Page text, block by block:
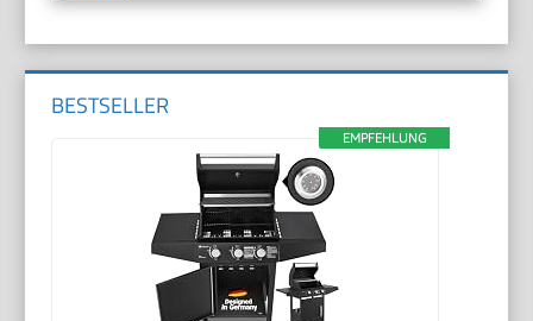
BESTSELLER
EMPFEHLUNG